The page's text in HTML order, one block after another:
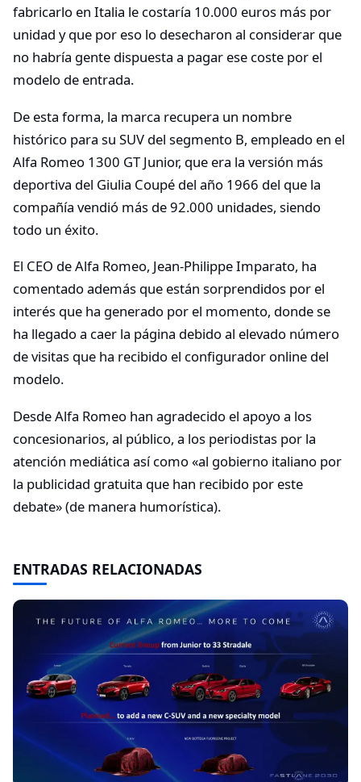
fabricarlo en Italia le costaría 10.000 euros más por
unidad y que por eso lo desecharon al considerar que
no habría gente dispuesta a pagar ese coste por el
modelo de entrada.
De esta forma, la marca recupera un nombre
histórico para su SUV del segmento B, empleado en el
Alfa Romeo 1300 GT Junior, que era la versión más
deportiva del Giulia Coupé del año 1966 del que la
compañía vendió más de 92.000 unidades, siendo
todo un éxito.
El CEO de Alfa Romeo, Jean-Philippe Imparato, ha
comentado además que están sorprendidos por el
interés que ha generado por el momento, donde se
ha llegado a caer la página debido al elevado número
de visitas que ha recibido el configurador online del
modelo.
Desde Alfa Romeo han agradecido el apoyo a los
concesionarios, al público, a los periodistas por la
atención mediática así como «al gobierno italiano por
la publicidad gratuita que han recibido por este
debate» (de manera humorística).
ENTRADAS RELACIONADAS